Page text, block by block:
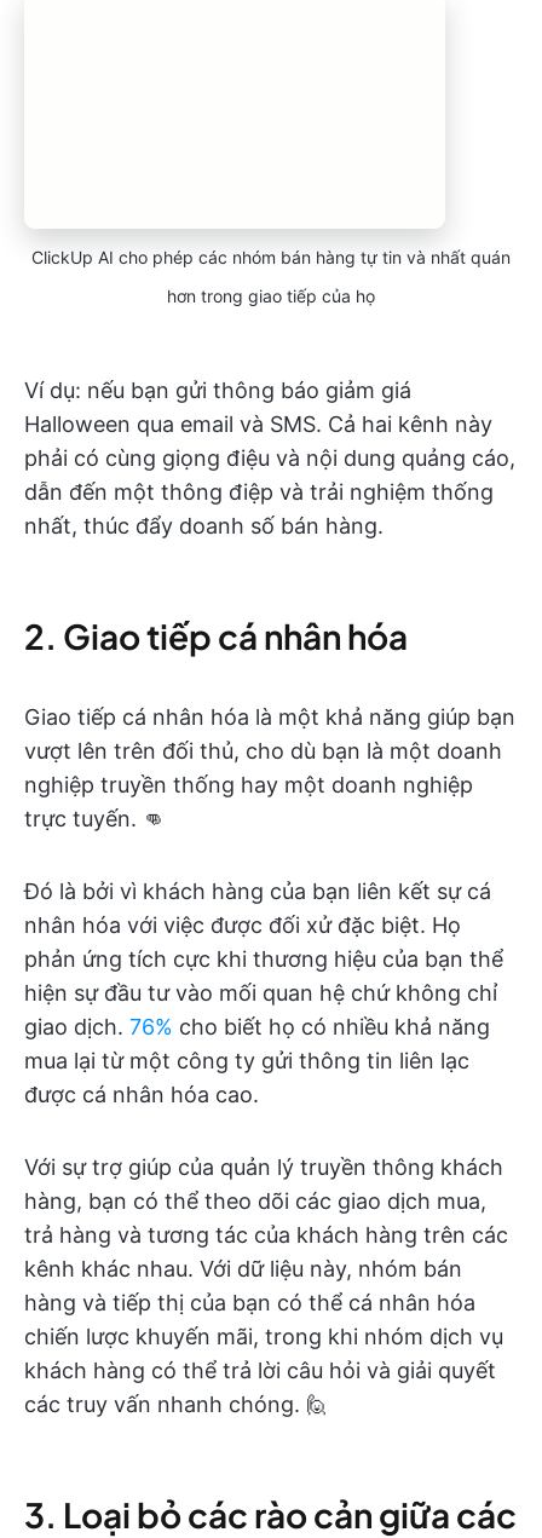
ClickUp AI cho phép các nhóm bán hàng tự tin và nhất quán
hơn trong giao tiếp của họ
Ví dụ: nếu bạn gửi thông báo giảm giá
Halloween qua email và SMS. Cả hai kênh này
phải có cùng giọng điệu và nội dung quảng cáo,
dẫn đến một thông điệp và trải nghiệm thống
nhất, thúc đẩy doanh số bán hàng.
2. Giao tiếp cá nhân hóa
Giao tiếp cá nhân hóa là một khả năng giúp bạn
vượt lên trên đối thủ, cho dù bạn là một doanh
nghiệp truyền thống hay một doanh nghiệp
trực tuyến. 👊
Đó là bởi vì khách hàng của bạn liên kết sự cá
nhân hóa với việc được đối xử đặc biệt. Họ
phản ứng tích cực khi thương hiệu của bạn thể
hiện sự đầu tư vào mối quan hệ chứ không chỉ
giao dịch. 76% cho biết họ có nhiều khả năng
mua lại từ một công ty gửi thông tin liên lạc
được cá nhân hóa cao.
Với sự trợ giúp của quản lý truyền thông khách
hàng, bạn có thể theo dõi các giao dịch mua,
trả hàng và tương tác của khách hàng trên các
kênh khác nhau. Với dữ liệu này, nhóm bán
hàng và tiếp thị của bạn có thể cá nhân hóa
chiến lược khuyến mãi, trong khi nhóm dịch vụ
khách hàng có thể trả lời câu hỏi và giải quyết
các truy vấn nhanh chóng. 🙋
3. Loại bỏ các rào cản giữa các